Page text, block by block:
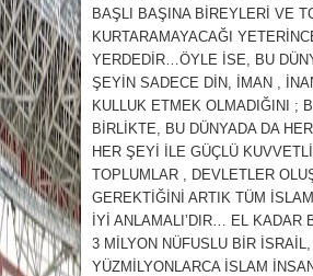
BAŞLI BAŞINA BİREYLERİ VE
KURTARAMAYACAĞI
YERDEDİR…ÖYLE İSE, BU
ŞEYİN SADECE DİN, İMAN ,
KULLUK ETMEK OLMADIĞINI ;
BİRLİKTE, BU DÜNYADA DA
HER ŞEYİ İLE GÜÇLÜ
TOPLUMLAR , DEVLETLER
GEREKTİĞİNİ ARTIK TÜM
İYİ ANLAMALI’DIR… EL KADAR
3 MİLYON NÜFUSLU BİR İSRAİL,
YÜZMİLYONLARCA İSLAM